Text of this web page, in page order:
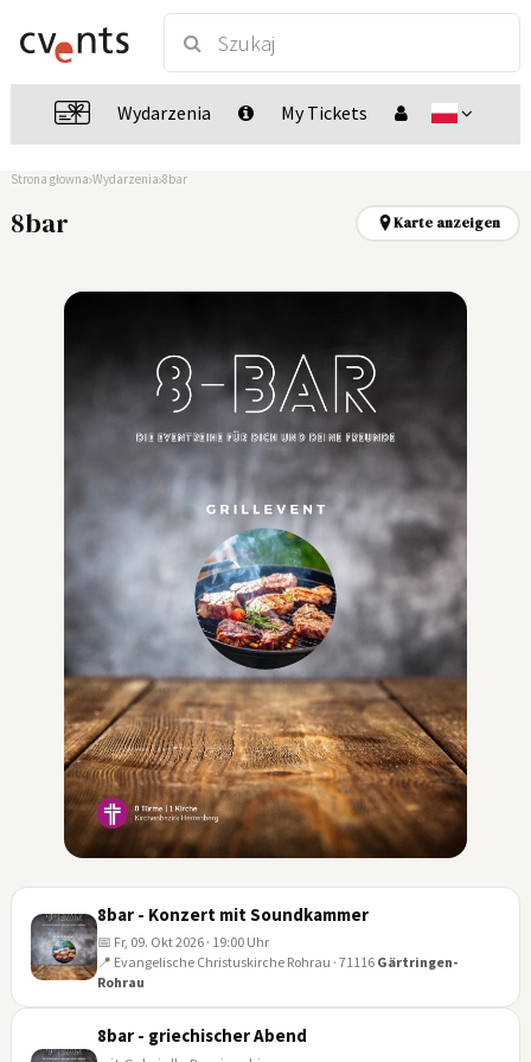
Wydarzenia My Tickets
Strona głowna Wydarzenia 8bar
8bar Karte anzeigen
OKT
8bar - Konzert mit Soundkammer
📅 Fr, 09. Okt 2026 · 19:00 Uhr
📍 Evangelische Christuskirche Rohrau · 71116 Gärtringen-
Rohrau
8bar - griechischer Abend